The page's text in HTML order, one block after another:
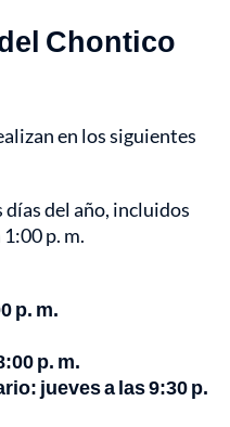
Chontico
en los siguientes
días del año, incluidos
p. m.
p. m.
p. m.
jueves a las 9:30 p.